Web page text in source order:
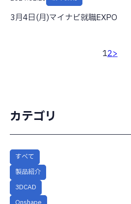
3月4日(月)マイナビ就職EXPO
12>
カテゴリ
すべて
製品紹介
3DCAD